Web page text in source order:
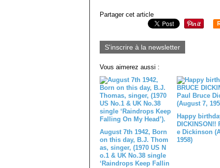
Partager cet article
S'inscrire à la newsletter
Vous aimerez aussi :
August 7th 1942, Born
on this day, B.J. Thom
as, singer, (1970 US N
o.1 & UK No.38 single
‘Raindrops Keep Fallin
Happy
DICKINSON!!
e Dickinson
1958)